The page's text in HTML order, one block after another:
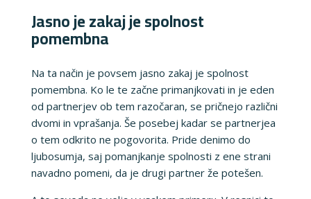
Jasno je zakaj je spolnost
pomembna
Na ta način je povsem jasno zakaj je spolnost
pomembna. Ko le te začne primanjkovati in je eden
od partnerjev ob tem razočaran, se pričnejo različni
dvomi in vprašanja. Še posebej kadar se partnerjea
o tem odkrito ne pogovorita. Pride denimo do
ljubosumja, saj pomanjkanje spolnosti z ene strani
navadno pomeni, da je drugi partner že potešen.